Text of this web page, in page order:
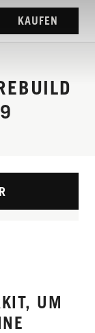
KAUFEN
UM